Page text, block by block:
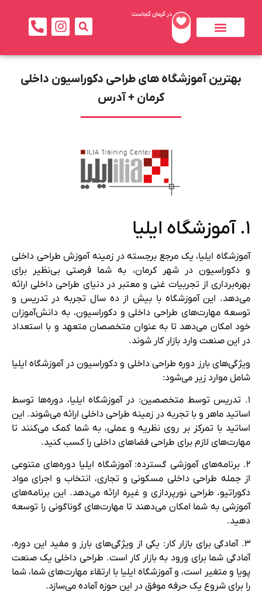
در کرمان کجاست
بهترین آموزشگاه های طراحی دکوراسیون داخلی
کرمان + آدرس
۱. آموزشگاه ایلیا
آموزشگاه ایلیا، یک مرجع برجسته در زمینه آموزش طراحی داخلی
و دکوراسیون در شهر کرمان، به شما فرصتی بی‌نظیر برای
بهره‌برداری از تجربیات غنی و معتبر در دنیای طراحی داخلی ارائه
می‌دهد. این آموزشگاه با بیش از ده سال تجربه در تدریس و
توسعه مهارت‌های طراحی داخلی و دکوراسیون، به دانش‌آموزان
خود امکان می‌دهد تا به عنوان متخصصان متعهد و با استعداد
در این صنعت وارد بازار کار شوند.
ویژگی‌های بارز دوره طراحی داخلی و دکوراسیون در آموزشگاه ایلیا
شامل موارد زیر می‌شود:
۱. تدریس توسط متخصصین: در آموزشگاه ایلیا، دوره‌ها توسط
اساتید ماهر و با تجربه در زمینه طراحی داخلی ارائه می‌شوند. این
اساتید با تمرکز بر روی نظریه و عملی، به شما کمک می‌کنند تا
مهارت‌های لازم برای طراحی فضاهای داخلی را کسب کنید.
۲. برنامه‌های آموزشی گسترده: آموزشگاه ایلیا دوره‌های متنوعی
از جمله طراحی داخلی مسکونی و تجاری، انتخاب و اجرای مواد
دکوراتیو، طراحی نورپردازی و غیره ارائه می‌دهد. این برنامه‌های
آموزشی به شما امکان می‌دهند تا مهارت‌های گوناگونی را توسعه
دهید.
۳. آمادگی برای بازار کار: یکی از ویژگی‌های بارز و مفید این دوره،
آمادگی شما برای ورود به بازار کار است. طراحی داخلی یک صنعت
پویا و متغیر است، و آموزشگاه ایلیا با ارتقاء مهارت‌های شما، شما
را برای شروع یک حرفه موفق در این حوزه آماده می‌سازد.